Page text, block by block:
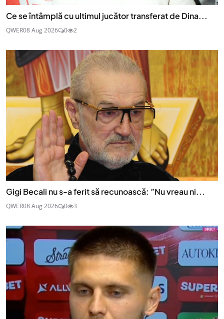
Ce se întâmplă cu ultimul jucător transferat de Dina...
QWER08 Aug 2026 0 2
Gigi Becali nu s-a ferit să recunoască: ”Nu vreau ni...
QWER08 Aug 2026 0 3